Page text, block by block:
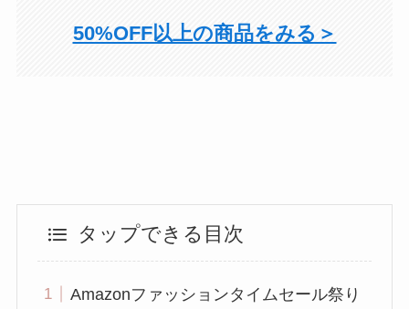
50%OFF以上の商品をみる＞
タップできる目次
Amazonファッションタイムセール祭り